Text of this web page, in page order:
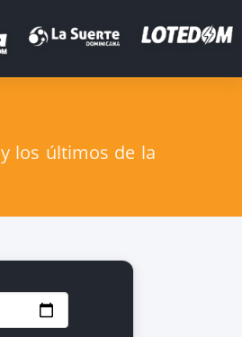
los últimos de la